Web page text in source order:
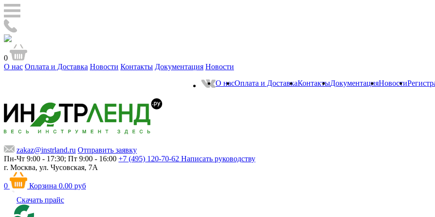
0
О нас Оплата и Доставка Новости Контакты Документация Новости
О насОплата и ДоставкаКонтактыДокументацияНовости
zakaz@instrland.ru Отправить заявку
Пн-Чт 9:00 - 17:30; Пт 9:00 - 16:00 +7 (495) 120-70-62 Написать руководству
г. Москва, ул. Чусовская, 7А
0 Корзина 0.00 руб
Скачать прайс